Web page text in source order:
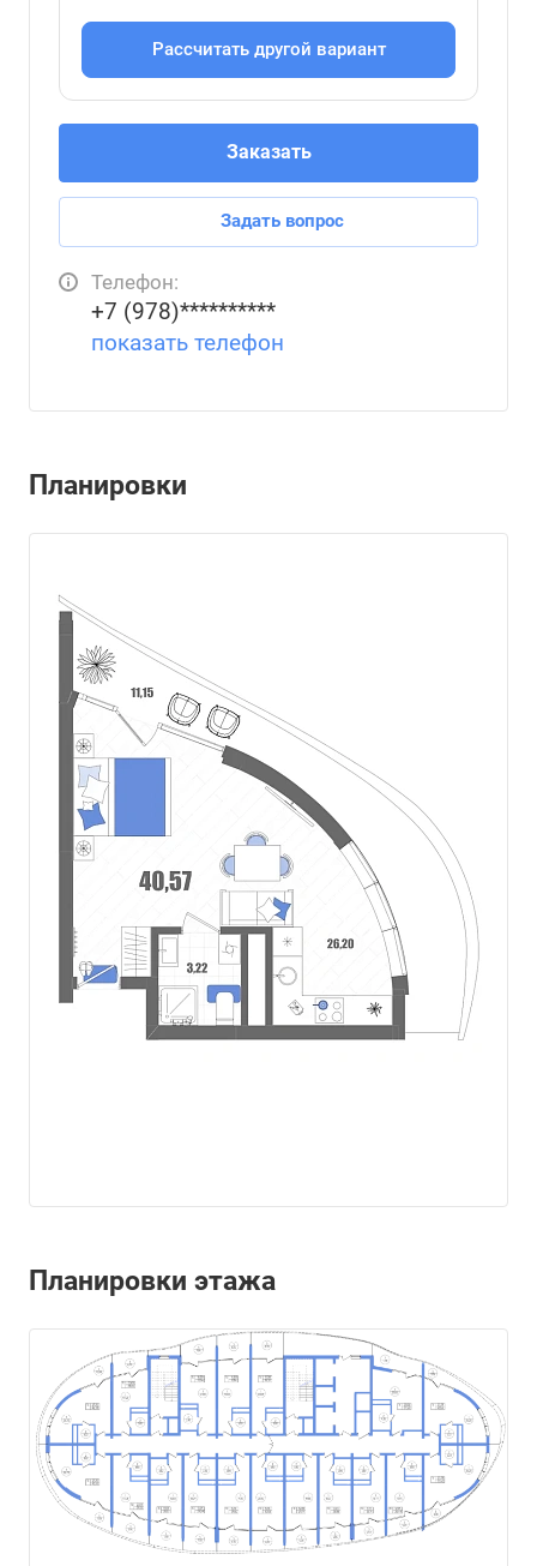
Рассчитать другой вариант
Заказать
Задать вопрос
Телефон:
+7 (978)**********
показать телефон
Планировки
Планировки этажа